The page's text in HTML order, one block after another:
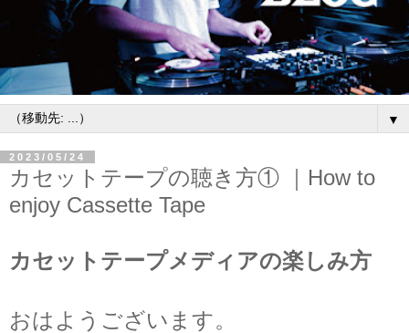
▼
2023/05/24
カセットテープの聴き方① ｜How to
enjoy Cassette Tape
カセットテープメディアの楽しみ方
おはようございます。